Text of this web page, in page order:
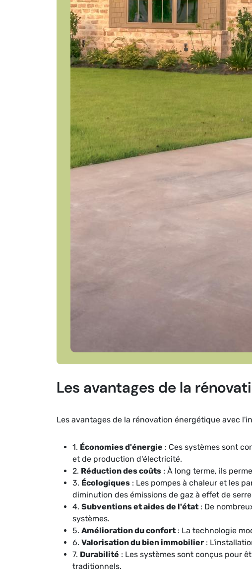
Les avantages de la
Les avantages de la rénovation énergétique avec
1. Économies d'énergie : Ces systèmes sont
et de production d'électricité.
2. Réduction des coûts : À long terme, ils
3. Écologiques : Les pompes à chaleur et les
diminution des émissions de gaz à effet de
4. Subventions et aides de l'état : De
systèmes.
5. Amélioration du confort : La technologie
6. Valorisation du bien immobilier :
7. Durabilité : Les systèmes sont conçus pour
traditionnels.